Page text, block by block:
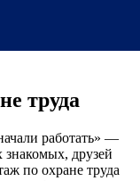
труда
работать» —
знакомых, друзей
по охране труда